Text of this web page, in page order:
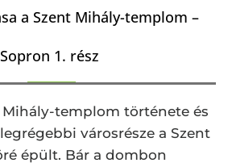
a Szent Mihály-templom –
Sopron 1. rész
templom története és
városrésze a Szent
épült. Bár a dombon